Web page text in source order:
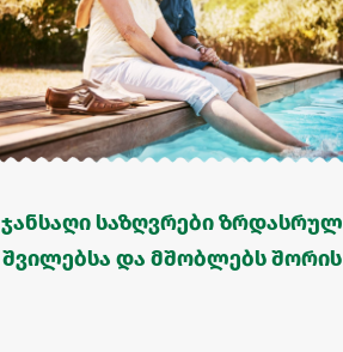
ჯანსაღი საზღვრები ზრდასრულ
შვილებსა და მშობლებს შორის